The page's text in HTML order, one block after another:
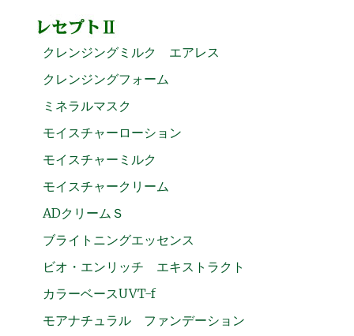
クレンジングミルク エアレス
クレンジングフォーム
ミネラルマスク
モイスチャーローション
モイスチャーミルク
モイスチャークリーム
ADクリームＳ
ブライトニングエッセンス
ビオ・エンリッチ エキストラクト
カラーベースUVT-f
モアナチュラル ファンデーション